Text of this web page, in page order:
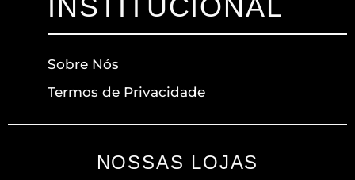
INSTITUCIONAL
Sobre Nós
Termos de Privacidade
NOSSAS LOJAS